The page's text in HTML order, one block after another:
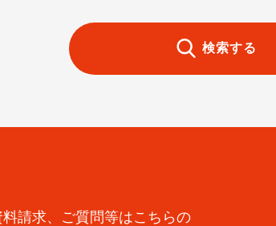
検索する
請求、ご質問等はこちらの